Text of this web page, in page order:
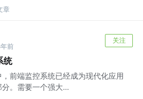
章
前
关注
统
前端监控系统已经成为现代化应用
。需要一个强大...